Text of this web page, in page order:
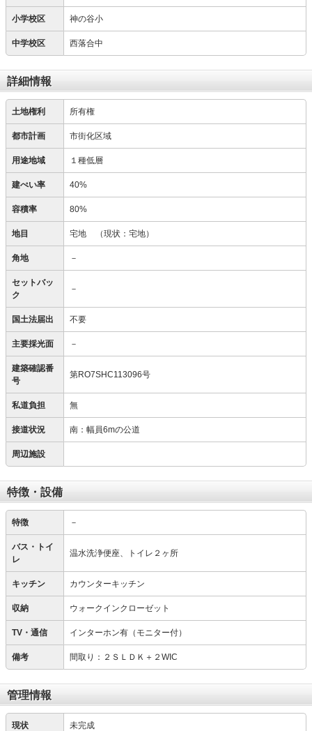
小学校区 神の谷小
中学校区 西落合中
詳細情報
土地権利 所有権
都市計画 市街化区域
用途地域 １種低層
建ぺい率 40%
容積率 80%
地目 宅地 （現状：宅地）
角地 －
セットバッ
ク
－
国土法届出 不要
主要採光面 －
建築確認番
号
第RO7SHC113096号
私道負担 無
接道状況 南：幅員6mの公道
周辺施設
特徴・設備
特徴 －
バス・トイ
レ
温水洗浄便座、トイレ２ヶ所
キッチン カウンターキッチン
収納 ウォークインクローゼット
TV・通信 インターホン有（モニター付）
備考 間取り：２ＳＬＤＫ＋２WIC
管理情報
現状 未完成